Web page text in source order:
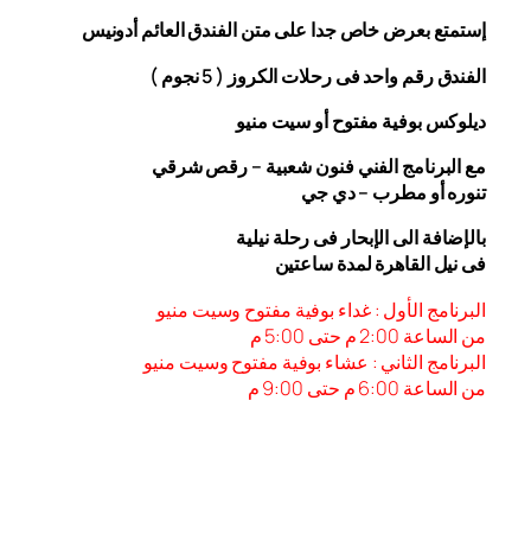
إستمتع بعرض خاص جدا على متن الفندقالعائم أدونيس
الفندق رقم واحد فى رحلات الكروز ( 5 نجوم )
ديلوكس بوفية مفتوح أو سيت منيو
مع البرنامج الفني فنون شعبية – رقص شرقي
تنوره أو مطرب – دي جي
بالإضافة الى الإبحار فى رحلة نيلية
فى نيل القاهرة لمدة ساعتين
البرنامج الأول : غداء بوفية مفتوح وسيت منيو
من الساعة 2:00 م حتى 5:00 م
البرنامج الثاني : عشاء بوفية مفتوح وسيت منيو
من الساعة 6:00
م حتى 9:00 م